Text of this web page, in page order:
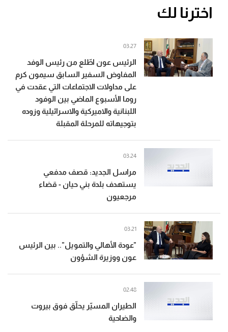
اخترنا لك
الرئيس عون اطّلع من رئيس الوفد
المفاوض السفير السابق سيمون كرم
على مداولات الاجتماعات التي عقدت في
روما الأسبوع الماضي بين الوفود
اللبنانية والاميركية والاسرائيلية وزوده
بتوجيهاته للمرحلة المقبلة
03:27
مراسل الجديد: قصف مدفعي
يستهدف بلدة بني حيان - قضاء
مرجعيون
03:24
"عودة الأهالي والتمويل".. بين الرئيس
عون ووزيرة الشؤون
03:21
الطيران المسيّر يحلّق فوق بيروت
والضاحية
02:48